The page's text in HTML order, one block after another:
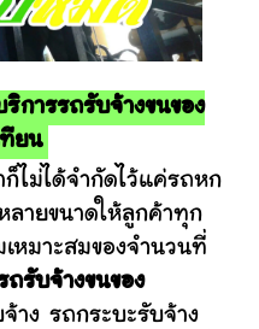
การรถรับจ้างขนของ
ทียน
ได้จำกัดไว้แค่รถหก
ลายขนาดให้ลูกค้าทุก
เหมาะสมของจำนวนที่
ถรับจ้างขนของ
าง รถกระบะรับจ้าง